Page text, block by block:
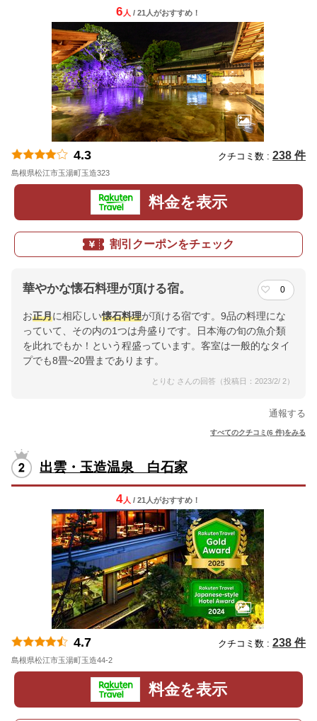
6 人 / 21人がおすすめ！
4.3 クチコミ数 : 238 件
島根県松江市玉湯町玉造323
料金を表示
割引クーポンをチェック
華やかな懐石料理が頂ける宿。 0
お正月に相応しい懐石料理が頂ける宿です。9品の料理にな
っていて、その内の1つは舟盛りです。日本海の旬の魚介類
を此れでもか！という程盛っています。客室は一般的なタイ
プでも8畳~20畳まであります。
とりむ さんの回答（投稿日：2023/2/ 2）
通報する
すべてのクチコミ(6 件)をみる
出雲・玉造温泉 白石家
4人 / 21人がおすすめ！
4.7 クチコミ数 : 238 件
島根県松江市玉湯町玉造44-2
料金を表示